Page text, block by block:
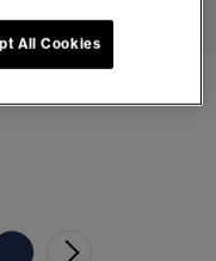
All Cookies